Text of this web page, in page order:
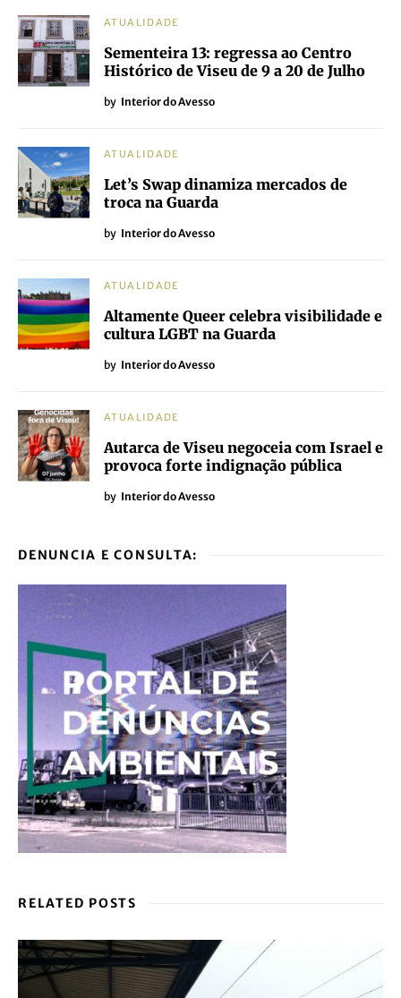
ATUALIDADE
Sementeira 13: regressa ao Centro
Histórico de Viseu de 9 a 20 de Julho
by Interior do Avesso
ATUALIDADE
Let’s Swap dinamiza mercados de
troca na Guarda
by Interior do Avesso
ATUALIDADE
Altamente Queer celebra visibilidade e
cultura LGBT na Guarda
by Interior do Avesso
ATUALIDADE
Autarca de Viseu negoceia com Israel e
provoca forte indignação pública
by Interior do Avesso
DENUNCIA E CONSULTA:
RELATED POSTS